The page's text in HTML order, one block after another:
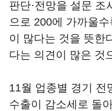
판단·전망을 설문 조
으로 200에 가까울
이 많다는 것을 뜻한
다는 의견이 많은 것
11월 업종별 경기 전
수출이 감소세로 돌